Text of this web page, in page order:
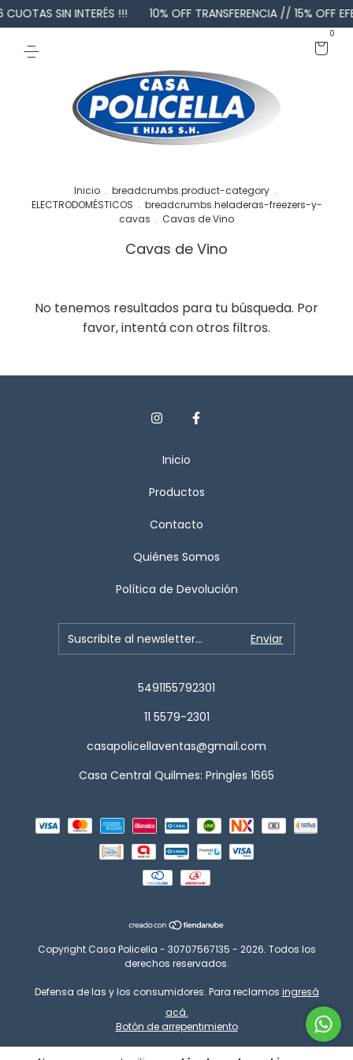
SIN INTERÉS !!! 10% OFF TRANSFERENCIA // 15% OFF
0
Inicio . breadcrumbs.product-category .
ELECTRODOMÉSTICOS . breadcrumbs.heladeras-freezers-y-
cavas . Cavas de Vino
Cavas de Vino
No tenemos resultados para tu búsqueda. Por
favor, intentá con otros filtros.
Inicio
Productos
Contacto
Quiénes Somos
Política de Devolución
5491155792301
11 5579-2301
casapolicellaventas@gmail.com
Casa Central Quilmes: Pringles 1665
Copyright Casa Policella - 30707567135 - 2026. Todos los
derechos reservados.
Defensa de las y los consumidores. Para reclamos ingresá
acá.
Botón de arrepentimiento